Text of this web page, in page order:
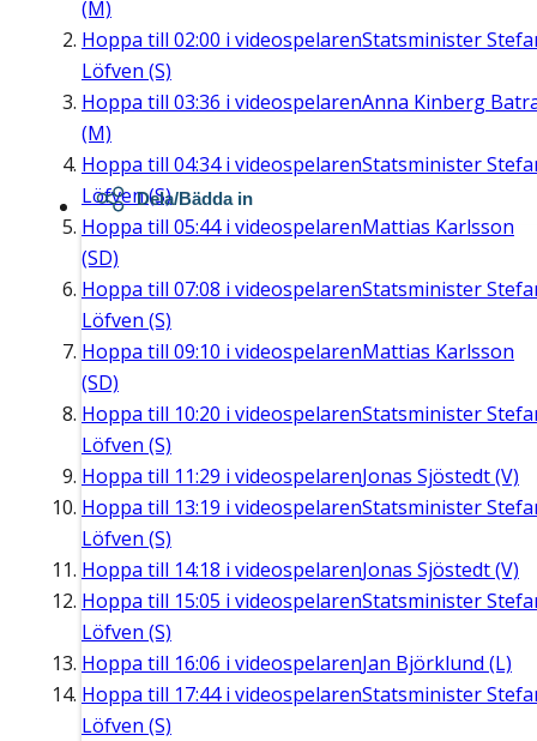
(M)
Hoppa till 02:00 i videospelarenStatsminister
Löfven (S)
Hoppa till 03:36 i videospelarenAnna Kinberg
(M)
Hoppa till 04:34i videospelarenStatsminister
Löfven (S)
Hoppa till 05:44i videospelarenMattias Karlsson
(SD)
Hoppa till 07:08 i videospelarenStatsminister
Löfven (S)
Hoppa till 09:10 i videospelarenMattias Karlsson
(SD)
Hoppa till 10:20 i videospelarenStatsminister
Löfven (S)
Hoppa till 11:29 i videospelarenJonas Sjöstedt (V)
Hoppa till 13:19 i videospelarenStatsminister
Löfven (S)
Hoppa till 14:18 i videospelarenJonas Sjöstedt (V)
Hoppa till 15:05 i videospelarenStatsminister
Löfven (S)
Hoppa till 16:06 i videospelarenJan Björklund (L)
Hoppa till 17:44i videospelarenStatsminister
Löfven (S)
Dela/Bädda in